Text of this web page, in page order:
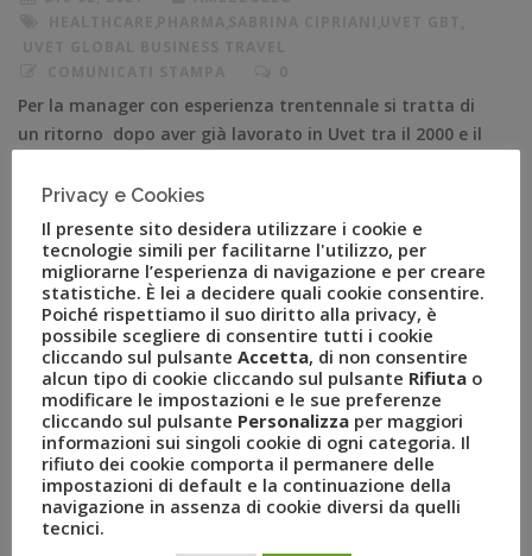
Per la manager con esperienza trentennale si tratta di
un ritorno dopo aver già lavorato in Uvet tra il 2000 e il
Travel – la joint venture tra il Gruppo Uvet e American
Express Global Business Travel leader nelle soluzioni per
i viaggi d’affari, il business […]
RECENT POSTS
Privacy e Cookies
Il presente sito desidera utilizzare i cookie e
tecnologie simili per facilitarne l'utilizzo, per
migliorarne l’esperienza di navigazione e per creare
statistiche. È lei a decidere quali cookie consentire.
Poiché rispettiamo il suo diritto alla privacy, è
possibile scegliere di consentire tutti i cookie
cliccando sul pulsante Accetta, di non consentire
alcun tipo di cookie cliccando sul pulsante Rifiuta o
modificare le impostazioni e le sue preferenze
cliccando sul pulsante Personalizza per maggiori
informazioni sui singoli cookie di ogni categoria. Il
rifiuto dei cookie comporta il permanere delle
impostazioni di default e la continuazione della
navigazione in assenza di cookie diversi da quelli
tecnici.